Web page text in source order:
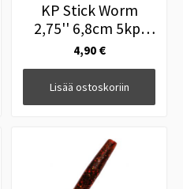
KP Stick Worm
2,75'' 6,8cm 5kpl
012
4,90 €
Lisää ostoskoriin